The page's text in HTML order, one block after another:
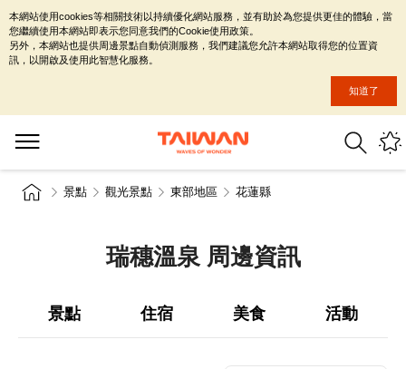
景點 觀光景點 東部地區 花蓮縣
瑞穗溫泉 周邊資訊
景點 住宿 美食 活動
本網站使用cookies等相關技術以持續優化網站服務，並有助於為您提供更佳的體驗，當
您繼續使用本網站即表示您同意我們的Cookie使用政策。
另外，本網站也提供周邊景點自動偵測服務，我們建議您允許本網站取得您的位置資
訊，以開啟及使用此智慧化服務。
知道了